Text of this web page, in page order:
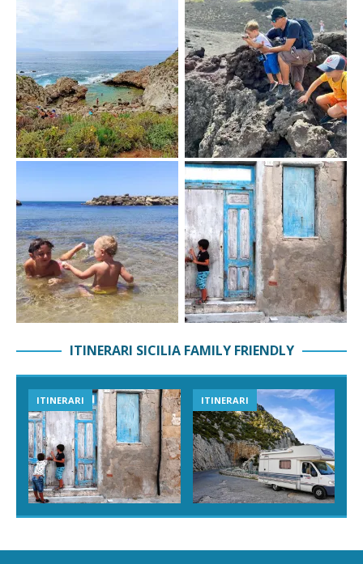
ITINERARI SICILIA FAMILY FRIENDLY
ITINERARI ITINERARI